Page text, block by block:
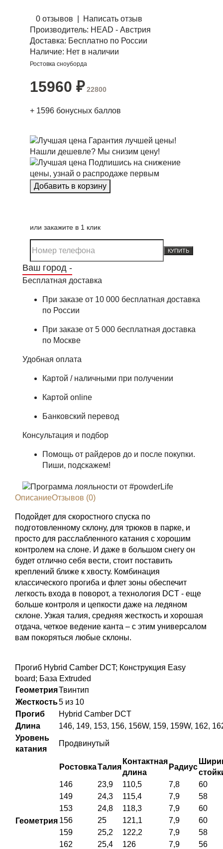
0 отзывов
Написать отзыв
Производитель: HEAD - Австрия
Доставка: Бесплатно по России
Наличие: Нет в наличии
Ростовка сноуборда
15960 ₽ 22800
+ 1596 бонусных баллов
Гарантия лучшей цены!
Нашли дешевле? Мы снизим цену!
Подпишись на снижение
цены, узнай о распродаже первым
или закажите в 1 клик
КУПИТЬ
Ваш город -
Бесплатная доставка
При заказе от 10 000 бесплатная доставка
по России
При заказе от 5 000 бесплатная доставка
по Москве
Удобная оплата
Картой / наличными при получении
Картой online
Банковский перевод
Консультация и подбор
Помощь от райдеров до и после покупки.
Пиши, подскажем!
ОписаниеОтзывов (0)
Подойдет для скоростного спуска по
подготовленному склону, для трюков в парке, и
просто для расслабленного катания с хорошим
контролем на слоне. И даже в большом снегу он
будет отлично себя вести, стоит поставить
креплений ближе к хвосту. Комбинация
классического прогиба и флет зоны обеспечит
легкость входа в поворот, а технология DCT - еще
больше контроля и цепкости даже на ледяном
склоне. Узкая талия, средняя жесткость и хорошая
отдача, четкое ведение канта – с этим универсалом
вам покоряться любые склоны.
Прогиб Hybrid Camber DCT; Конструкция Easy
board; База Extruded
ГеометрияТвинтип
Жесткость5 из 10
Прогиб
Hybrid Camber DCT
Длина
146, 149, 153, 156, 156W, 159, 159W, 162,
Уровень
катания
Продвинутый
Геометрия
РостовкаТалия
Контактная
длина
Радиус
146
23,9 110,5 7,8
60
149
24,3 115,4 7,9
58
153
24,8 118,3 7,9
60
156
25 121,1 7,9
60
159
25,2 122,2 7,9
58
162
25,4 126 7,9
56